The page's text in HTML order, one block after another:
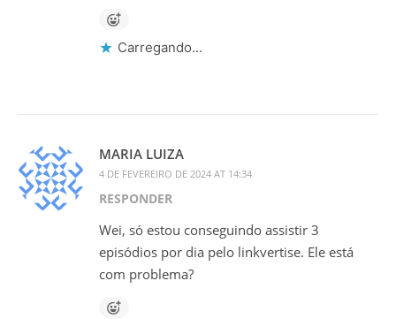
Carregando...
MARIA LUIZA
4 DE FEVEREIRO DE 2024 AT 14:34
RESPONDER
Wei, só estou conseguindo assistir 3
episódios por dia pelo linkvertise. Ele está
com problema?